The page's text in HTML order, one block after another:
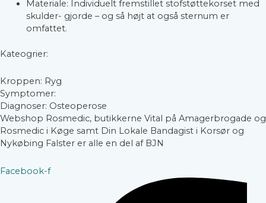
Materiale: Individuelt fremstillet stofstøttekorset med
skulder- gjorde – og så højt at også sternum er
omfattet.
Kateogrier:
Kroppen: Ryg
Symptomer:
Diagnoser: Osteoperose
Webshop Rosmedic, butikkerne Vital på Amagerbrogade og
Rosmedic i Køge samt Din Lokale Bandagist i Korsør og
Nykøbing Falster er alle en del af BJN
Facebook-f